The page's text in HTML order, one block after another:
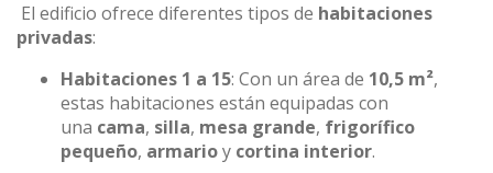
El edificio ofrece diferentes tipos de habitaciones
privadas:
Habitaciones 1 a 15: Con un área de 10,5 m²,
estas habitaciones están equipadas con
una cama, silla, mesa grande, frigorífico
pequeño, armarioy cortina interior.